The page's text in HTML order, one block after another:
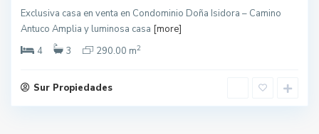
Exclusiva casa en venta en Condominio Doña Isidora – Camino
Antuco Amplia y luminosa casa [more]
4
3 290.00 m2
Sur Propiedades